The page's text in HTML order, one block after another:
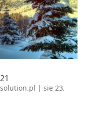
| sie 23,